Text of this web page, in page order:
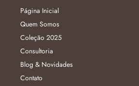
Página Inicial
Quem Somos
Coleção 2025
Consultoria
Blog & Novidades
Contato